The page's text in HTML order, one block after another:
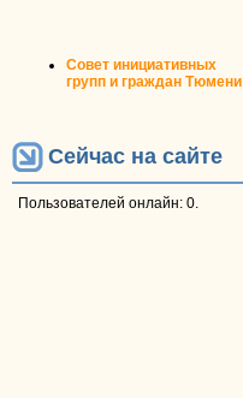
Совет инициативных
групп и граждан Тюмени
Сейчас на сайте
Пользователей онлайн: 0.